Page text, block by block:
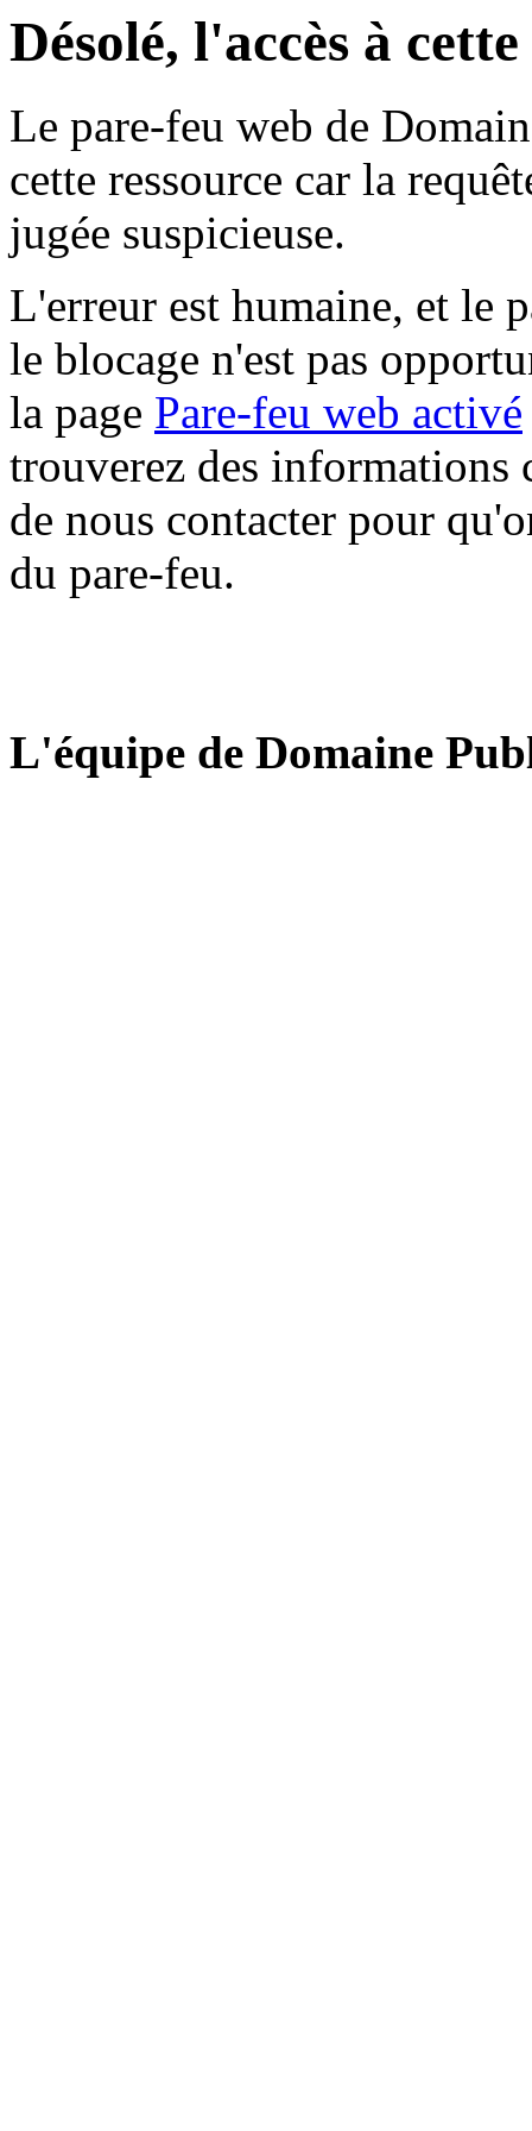
Désolé, l'accès à
Le pare-feu web de
cette ressource car la
jugée suspicieuse.
L'erreur est humaine, et le
le blocage n'est pas
la page Pare-feu web activé
trouverez des informations
de nous contacter pour
du pare-feu.
L'équipe de Domaine